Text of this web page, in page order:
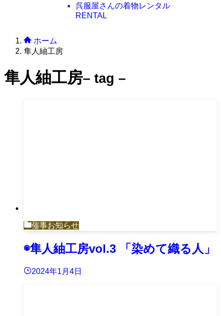
呉服屋さんの着物レンタル
RENTAL
ホーム
隼人紬工房
隼人紬工房– tag –
催事お知らせ
◉隼人紬工房vol.3 「染めて織る人」
2024年1月4日